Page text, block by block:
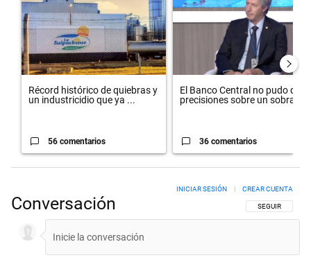
Récord histórico de quiebras y
un industricidio que ya ...
56 comentarios
El Banco Central no pudo dar
precisiones sobre un sobra...
36 comentarios
Conversación SIGA ESTA
SEGUIR
INICIAR SESIÓN CREAR CUENTA